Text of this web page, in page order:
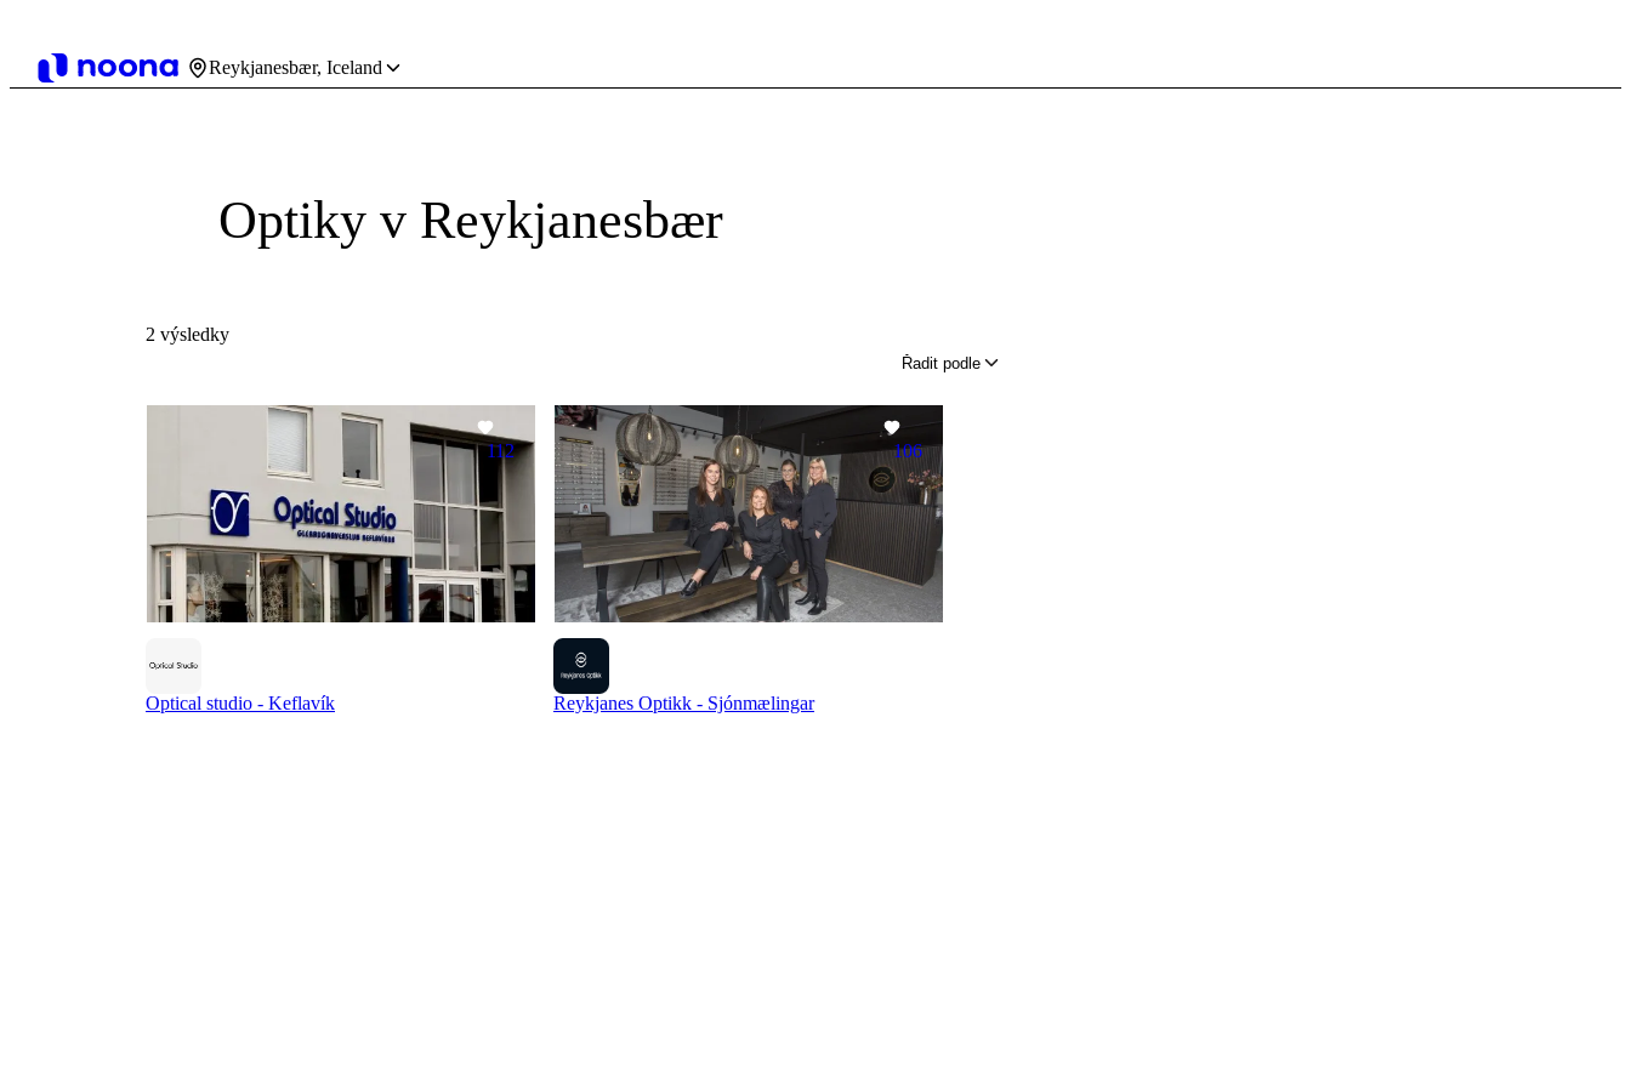
Reykjanesbær, Iceland
Optiky v Reykjanesbær
2 výsledky
Řadit podle
112
Optical studio - Keflavík
106
Reykjanes Optikk - Sjónmælingar